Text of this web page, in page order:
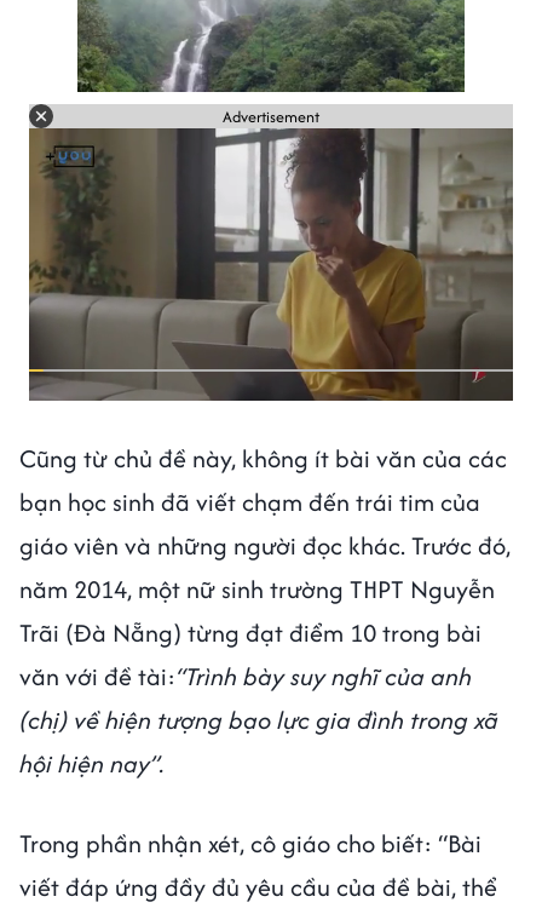
Advertisement
Cũng từ chủ đề này, không ít bài văn của các
bạn học sinh đã viết chạm đến trái tim của
giáo viên và những người đọc khác. Trước đó,
năm 2014, một nữ sinh trường THPT Nguyễn
Trãi (Đà Nẵng) từng đạt điểm 10 trong bài
văn với đề tài:“Trình bày suy nghĩ của anh
(chị) về hiện tượng bạo lực gia đình trong xã
hội hiện nay”.
Trong phần nhận xét, cô giáo cho biết: “Bài
viết đáp ứng đầy đủ yêu cầu của đề bài, thể